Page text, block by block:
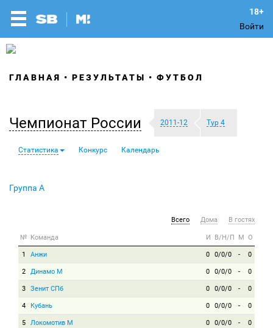
Войти
ГЛАВНАЯ РЕЗУЛЬТАТЫ ФУТБОЛ
Чемпионат России 2011-12 Тур 4
Статистика Конкурс Календарь
Группа A
Всего Дома В гостях
№ Команда И В/Н/П М О
1 Анжи 0 0/0/0 - 0
2 Динамо М 0 0/0/0 - 0
3 Зенит СПб 0 0/0/0 - 0
4 Кубань 0 0/0/0 - 0
5 Локомотив М 0 0/0/0 - 0